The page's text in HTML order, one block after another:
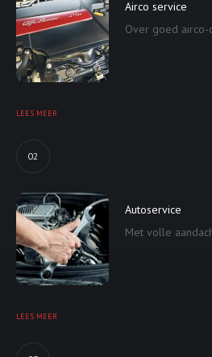
Airco service
Over goed
LEES MEER
02
Autoservice
Met volle
LEES MEER